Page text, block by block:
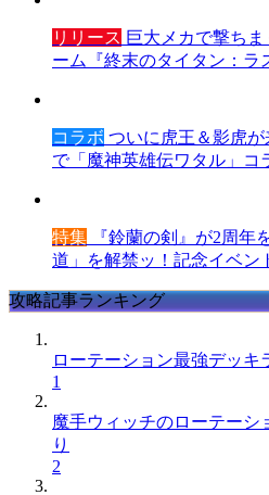
リリース 巨大メカで撃ち
ーム『終末のタイタン：ラ
コラボ ついに虎王＆影虎が
で「魔神英雄伝ワタル」コ
特集 『鈴蘭の剣』が2周年
道」を解禁ッ！記念イベン
攻略記事ランキング
ローテーション最強デッキ
1
魔手ウィッチのローテーシ
り
2